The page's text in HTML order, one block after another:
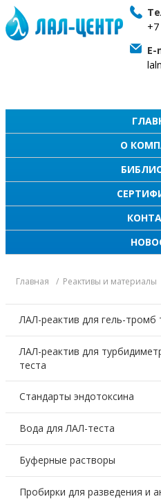
E-
О
Главная Реактивы и материалы
ЛАЛ-реактив для гель-тромб
ЛАЛ-реактив для
теста
Стандарты эндотоксина
Вода для ЛАЛ-теста
Буферные растворы
Пробирки для разведения и